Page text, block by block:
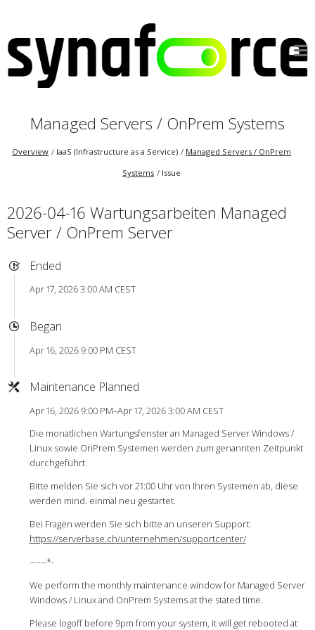
Managed Servers / OnPrem Systems
Overview IaaS (Infrastructure as a Service)
Managed Servers / OnPrem
Systems
Issue
2026-04-16 Wartungsarbeiten Managed
Server / OnPrem Server
Ended
Apr 17, 2026 3:00 AM CEST
Began
Apr 16, 2026 9:00 PM CEST
Maintenance Planned
Apr 16, 2026 9:00 PM–Apr 17, 2026 3:00 AM CEST
Die monatlichen Wartungsfenster an Managed Server Windows /
Linux sowie OnPrem Systemen werden zum genannten Zeitpunkt
durchgeführt.
Bitte melden Sie sich vor 21:00 Uhr von Ihren Systemen ab, diese
werden mind. einmal neu gestartet.
Bei Fragen werden Sie sich bitte an unseren Support:
https://serverbase.ch/unternehmen/supportcenter/
------*-
We perform the monthly maintenance window for Managed Server
Windows / Linux and OnPrem Systems at the stated time.
Please logoff before 9pm from your system, it will get rebooted at